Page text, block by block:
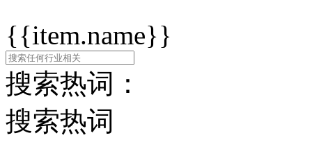
{{item.name}}
搜索热词：
搜索热词